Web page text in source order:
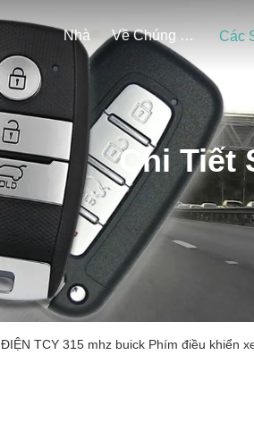
Nhà Về Chúng Tôi
Chi Tiết
ĐIỆN TCY 315 mhz buick Phím điều khiển